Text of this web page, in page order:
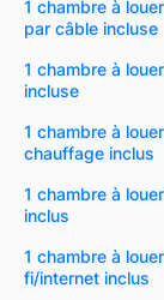
1 chambre à
par câble incluse
1 chambre à
incluse
1 chambre à
chauffage inclus
1 chambre à
inclus
1 chambre à
fi/internet inclus